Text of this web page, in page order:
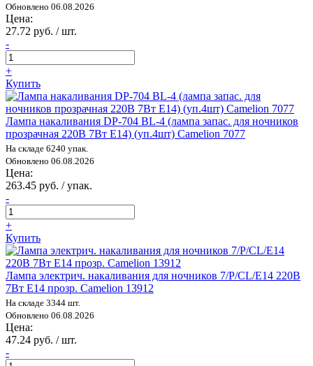
Обновлено 06.08.2026
Цена:
27.72 руб. / шт.
-
+
Купить
Лампа накаливания DP-704 BL-4 (лампа запас. для ночников
прозрачная 220В 7Вт E14) (уп.4шт) Camelion 7077
На складе 6240 упак.
Обновлено 06.08.2026
Цена:
263.45 руб. / упак.
-
+
Купить
Лампа электрич. накаливания для ночников 7/P/CL/E14 220В
7Вт Е14 прозр. Camelion 13912
На складе 3344 шт.
Обновлено 06.08.2026
Цена:
47.24 руб. / шт.
-